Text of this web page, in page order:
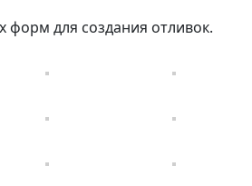
для создания отливок.